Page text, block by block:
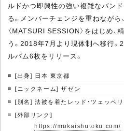
ルドかつ即興性の強い複雑なバン
る。メンバーチェンジを重ねながら
〈MATSURI SESSION〉をはじめ
う。2018年7月より現体制へ移行。
ルバム6枚をリリース。
[出身] 日本 東京都
[ニックネーム] ザゼン
[別名] 法被を着たレッド・ツェッペリ
[外部リンク]
https://mukaishutoku.com/